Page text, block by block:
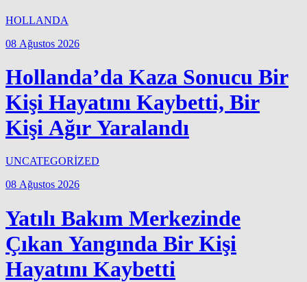
HOLLANDA
08 Ağustos 2026
Hollanda’da Kaza Sonucu Bir
Kişi Hayatını Kaybetti, Bir
Kişi Ağır Yaralandı
UNCATEGORİZED
08 Ağustos 2026
Yatılı Bakım Merkezinde
Çıkan Yangında Bir Kişi
Hayatını Kaybetti